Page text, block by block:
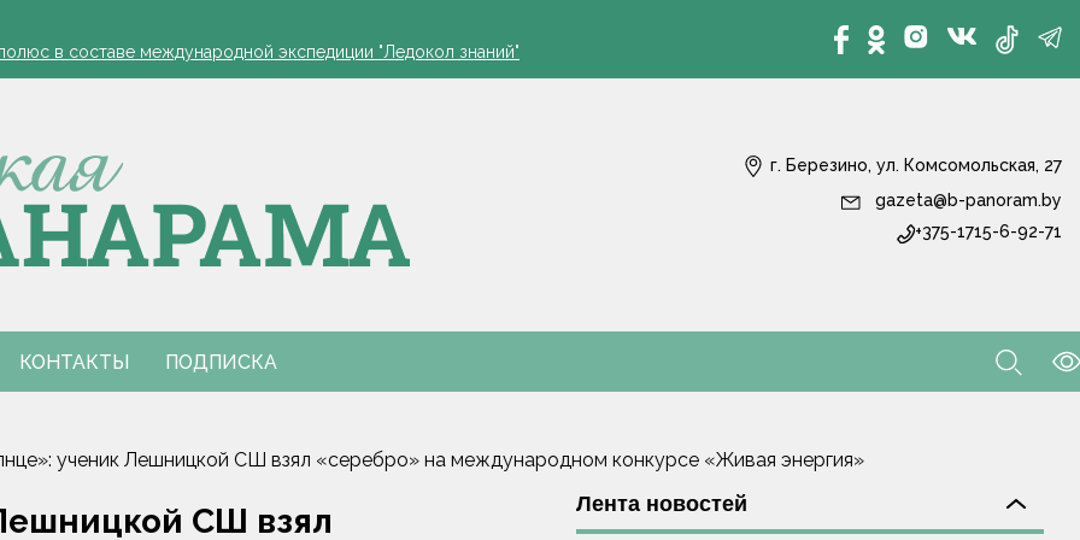
в составе международной экспедиции "Ледокол знаний"
по закупке фруктов и ягод раскрыта в Гомельской области
в МЧС
дни для уборки и посадок
в составе международной экспедиции "Ледокол знаний"
по закупке фруктов и ягод раскрыта в Гомельской области
в МЧС
дни для уборки и посадок
г. Березино, ул. Комсомольская, 27
gazeta@b-panoram.by
+375-1715-6-92-71
КОНТАКТЫ ПОДПИСКА
ученик Лешницкой СШ взял «серебро» на международном конкурсе «Живая энергия»
СШ взял
Лента новостей